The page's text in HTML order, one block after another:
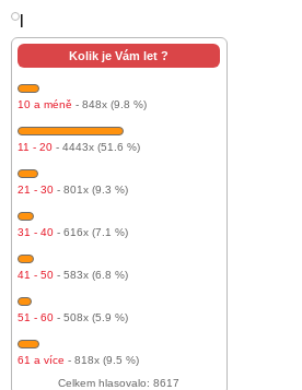
Kolik je Vám let ?
10 a méně - 848x (9.8 %)
11 - 20 - 4443x (51.6 %)
21 - 30 - 801x (9.3 %)
31 - 40 - 616x (7.1 %)
41 - 50 - 583x (6.8 %)
51 - 60 - 508x (5.9 %)
61 a více - 818x (9.5 %)
Celkem hlasovalo: 8617